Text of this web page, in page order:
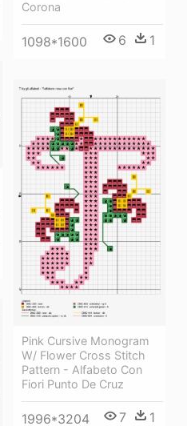
Corona
1098*1600 6 1
Pink Cursive Monogram
W/ Flower Cross Stitch
Pattern - Alfabeto Con
Fiori Punto De Cruz
1996*3204 7 1